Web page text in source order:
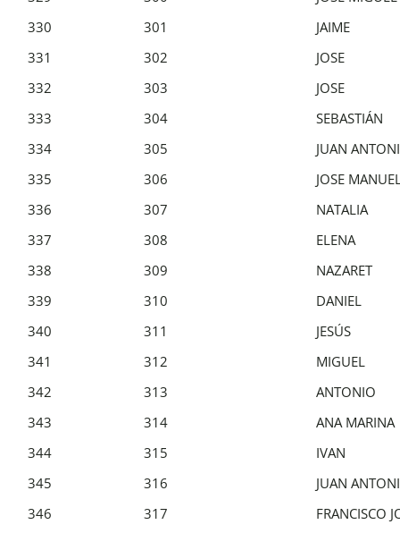
330
301
JAIME
331
302
JOSE
332
303
JOSE
333
304
SEBASTIÁN
334
305
JUAN
335
306
JOSE
336
307
NATALIA
337
308
ELENA
338
309
NAZARET
339
310
DANIEL
340
311
JESÚS
341
312
MIGUEL
342
313
ANTONIO
343
314
ANA MARINA
344
315
IVAN
345
316
JUAN
346
317
FRANCISCO